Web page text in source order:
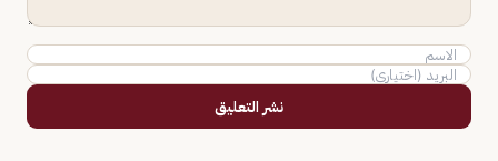
نشر التعليق